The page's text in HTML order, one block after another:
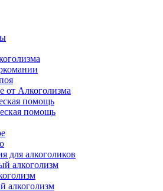
от Алкоголизма
помощь
помощь
для алкоголиков
алкоголизм
алкоголизм